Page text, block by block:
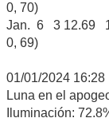
0, 70)
Jan. 6 3 12.69
0, 69)
01/01/2024 16:28
Luna en el
Iluminación: